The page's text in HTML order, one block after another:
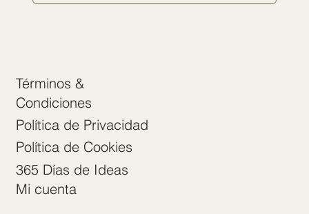
Términos &
Condiciones
Política de Privacidad
Política de Cookies
Mi cuenta
365 Días de Ideas